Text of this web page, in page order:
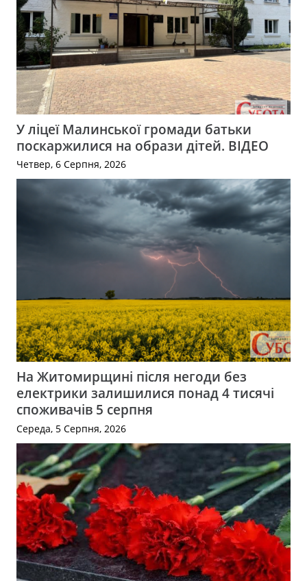
У ліцеї Малинської громади батьки
поскаржилися на образи дітей. ВІДЕО
Четвер, 6 Серпня, 2026
На Житомирщині після негоди без
електрики залишилися понад 4 тисячі
споживачів 5 серпня
Середа, 5 Серпня, 2026